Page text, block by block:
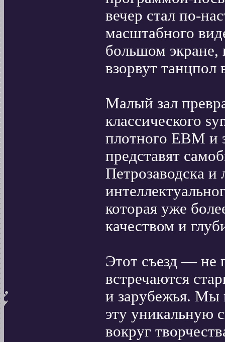
вечер стал по-
масштабного
большом
взорвут
Малый зал
классического
плотного EBM и
представят
Петрозаводска и
которая уже
качеством и
Этот съезд — не
встречаются
и зарубежья. Мы
эту уникальную
вокруг